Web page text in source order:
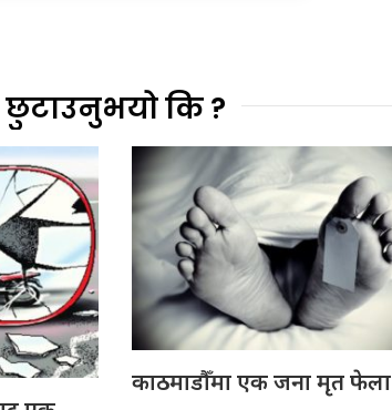
छुटाउनुभयो कि ?
काठमाडौँमा एक जना मृत फेला